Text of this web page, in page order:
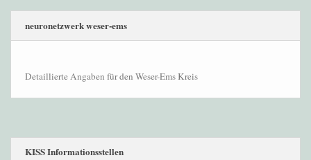
neuronetzwerk weser-ems
Detaillierte Angaben für den Weser-Ems Kreis
KISS Informationsstellen